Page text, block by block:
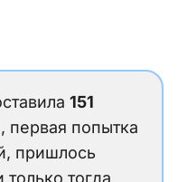
151
первая попытка
пришлось
тогда